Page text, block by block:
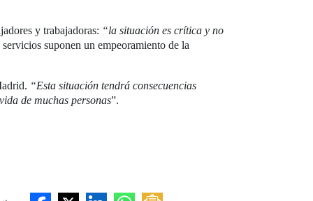
y trabajadoras: “la situación es crítica y no
suponen un empeoramiento de la
“Esta situación tendrá consecuencias
de muchas personas”.